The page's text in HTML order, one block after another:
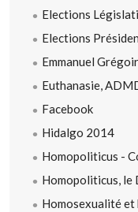
Elections
Elections
Emmanuel
Euthanasie,
Facebook
Hidalgo 2014
Homopoliticus -
Homopoliticus, le
Homosexualité et